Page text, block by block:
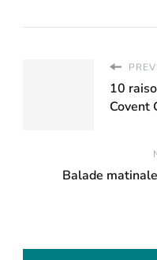
10
Covent
Balade